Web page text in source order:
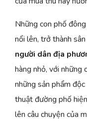
Những con phố
nổi lên, trở thành
người dân địa
hàng nhỏ, với những
những sản phẩm
thuật đường phố
lên câu chuyện của